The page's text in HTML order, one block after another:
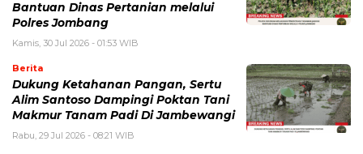
Bantuan Dinas Pertanian melalui
Polres Jombang
Kamis, 30 Jul 2026 - 01:53 WIB
Berita
Dukung Ketahanan Pangan, Sertu
Alim Santoso Dampingi Poktan Tani
Makmur Tanam Padi Di Jambewangi
Rabu, 29 Jul 2026 - 08:21 WIB